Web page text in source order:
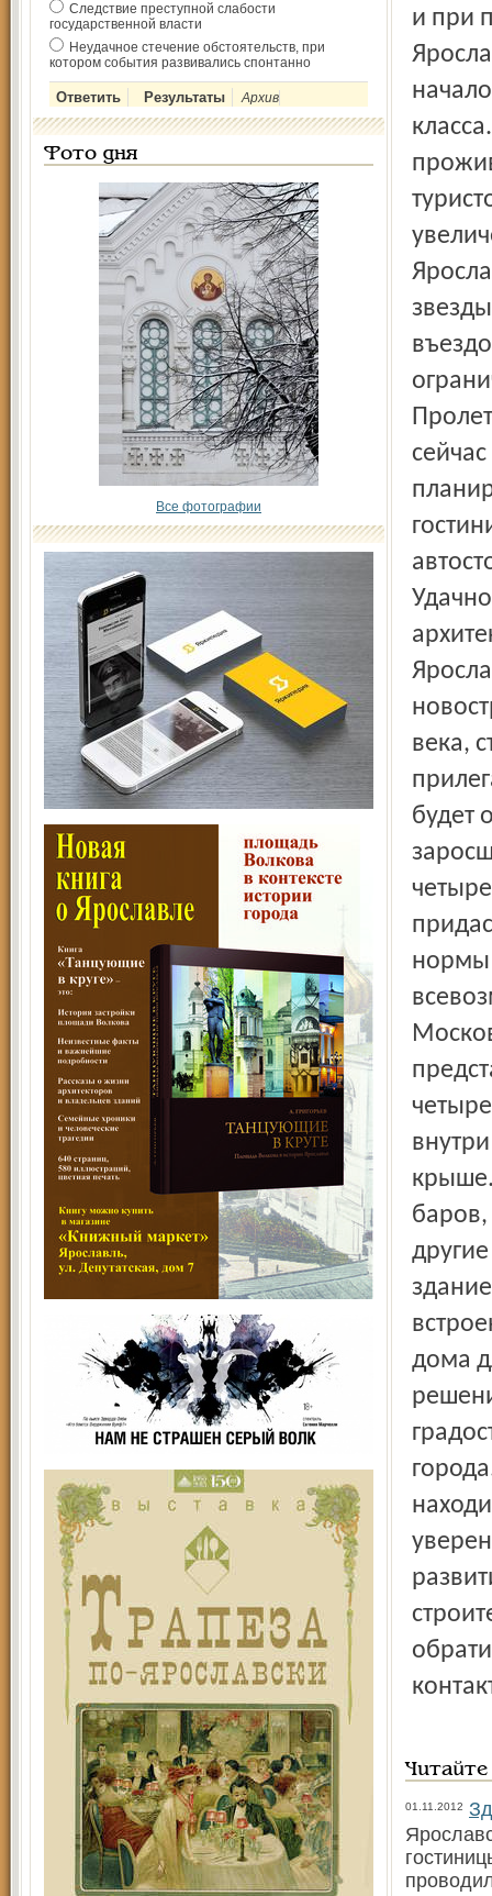
Следствие преступной слабости
государственной власти
Неудачное стечение обстоятельств, при
котором события развивались спонтанно
Архив
Фото дня
Все фотографии
и при
века,
будет
нормы
крыше.
баров,
дома
01.11.2012